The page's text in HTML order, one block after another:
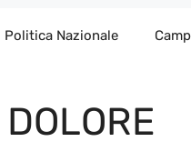
Politica Nazionale